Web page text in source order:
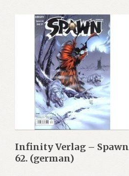
Infinity Verlag – Spawn
62. (german)